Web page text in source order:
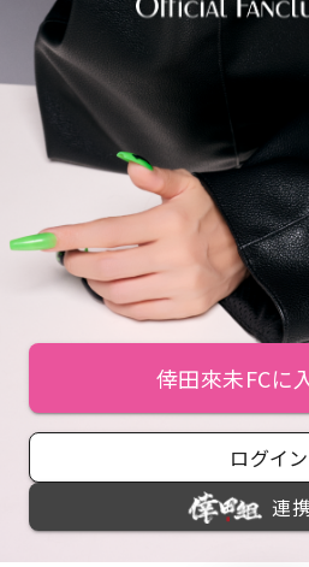
倖田來未FCに
ログイン
連